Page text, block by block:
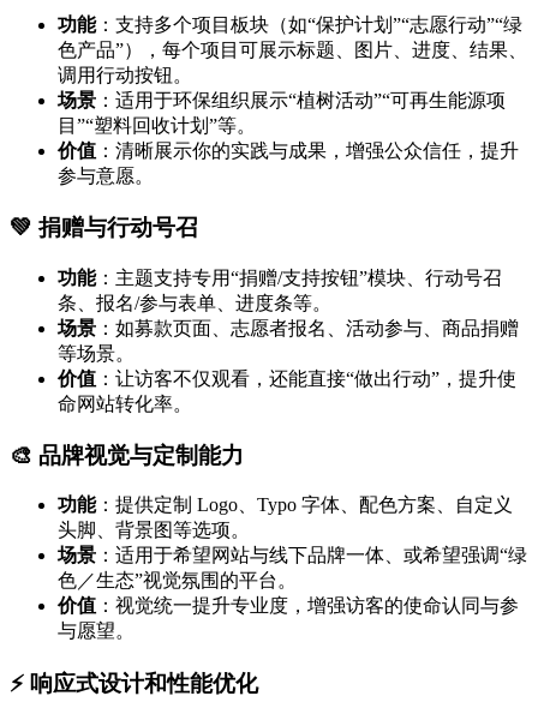
功能：支持多个项目板块（如“保护计划”“志愿行动”“绿
色产品”），每个项目可展示标题、图片、进度、结果、
调用行动按钮。
场景 ：适用于环保组织展示“植树活动”“可再生能源项
目”“塑料回收计划”等。
价值 ：清晰展示你的实践与成果，增强公众信任，提升
参与意愿。
💚 捐赠与行动号召
功能：主题支持专用“捐赠/支持按钮”模块、行动号召
条、报名/参与表单、进度条等。
场景 ：如募款页面、志愿者报名、活动参与、商品捐赠
等场景。
价值 ：让访客不仅观看，还能直接“做出行动”，提升使
命网站转化率。
🎨 品牌视觉与定制能力
功能：提供定制 Logo、Typo 字体、配色方案、自定义
头脚、背景图等选项。
场景 ：适用于希望网站与线下品牌一体、或希望强调“绿
色／生态”视觉氛围的平台。
价值 ：视觉统一提升专业度，增强访客的使命认同与参
与愿望。
⚡ 响应式设计和性能优化